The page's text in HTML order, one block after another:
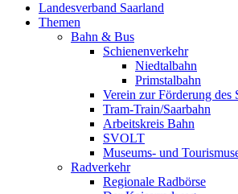
Landesverband Saarland
Themen
Bahn & Bus
Schienenverkehr
Niedtalbahn
Primstalbahn
Verein zur Förderung des
Tram-Train/Saarbahn
Arbeitskreis Bahn
SVOLT
Museums- und
Radverkehr
Regionale Radbörse